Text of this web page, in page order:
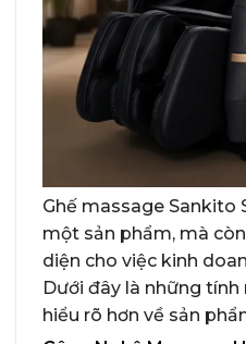
Ghế massage Sankito
một sản phẩm, mà
diện cho việc kinh
Dưới đây là những
hiểu rõ hơn về sản